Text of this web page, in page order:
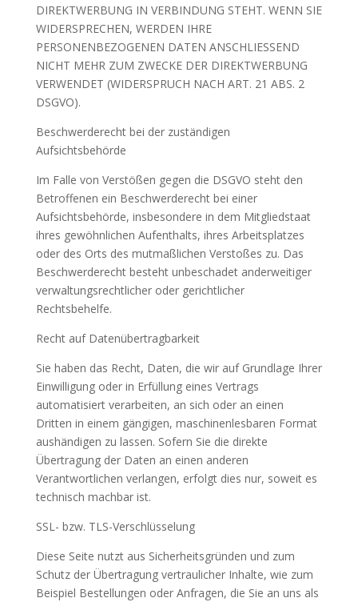
DIREKTWERBUNG IN VERBINDUNG STEHT. WENN SIE
WIDERSPRECHEN, WERDEN IHRE
PERSONENBEZOGENEN DATEN ANSCHLIESSEND
NICHT MEHR ZUM ZWECKE DER DIREKTWERBUNG
VERWENDET (WIDERSPRUCH NACH ART. 21 ABS. 2
DSGVO).
Beschwerderecht bei der zuständigen
Aufsichtsbehörde
Im Falle von Verstößen gegen die DSGVO steht den
Betroffenen ein Beschwerderecht bei einer
Aufsichtsbehörde, insbesondere in dem Mitgliedstaat
ihres gewöhnlichen Aufenthalts, ihres Arbeitsplatzes
oder des Orts des mutmaßlichen Verstoßes zu. Das
Beschwerderecht besteht unbeschadet anderweitiger
verwaltungsrechtlicher oder gerichtlicher
Rechtsbehelfe.
Recht auf Datenübertragbarkeit
Sie haben das Recht, Daten, die wir auf Grundlage Ihrer
Einwilligung oder in Erfüllung eines Vertrags
automatisiert verarbeiten, an sich oder an einen
Dritten in einem gängigen, maschinenlesbaren Format
aushändigen zu lassen. Sofern Sie die direkte
Übertragung der Daten an einen anderen
Verantwortlichen verlangen, erfolgt dies nur, soweit es
technisch machbar ist.
SSL- bzw. TLS-Verschlüsselung
Diese Seite nutzt aus Sicherheitsgründen und zum
Schutz der Übertragung vertraulicher Inhalte, wie zum
Beispiel Bestellungen oder Anfragen, die Sie an uns als